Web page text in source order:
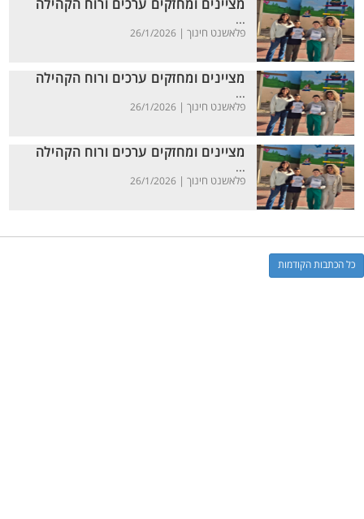
מציינים ומחזקים ערכים ורוח הקהילה
...
פלאשנט חינוך | 26/1/2026
מציינים ומחזקים ערכים ורוח הקהילה
...
פלאשנט חינוך | 26/1/2026
מציינים ומחזקים ערכים ורוח הקהילה
...
פלאשנט חינוך | 26/1/2026
כל הכתבות הקודמות